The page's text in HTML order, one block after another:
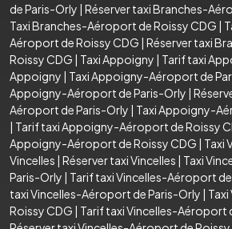
de Paris-Orly | Réserver taxi Branches-
Taxi Branches-Aéroport de Roissy CDG |
Aéroport de Roissy CDG | Réserver taxi
Roissy CDG | Taxi Appoigny | Tarif taxi
Appoigny | Taxi Appoigny-Aéroport de
Appoigny-Aéroport de Paris-Orly |
Aéroport de Paris-Orly | Taxi Appoigny-
| Tarif taxi Appoigny-Aéroport de Roissy
Appoigny-Aéroport de Roissy CDG | Taxi
Vincelles | Réserver taxi Vincelles | Taxi
Paris-Orly | Tarif taxi Vincelles-Aéroport
taxi Vincelles-Aéroport de Paris-Orly |
Roissy CDG | Tarif taxi Vincelles-Aéroport